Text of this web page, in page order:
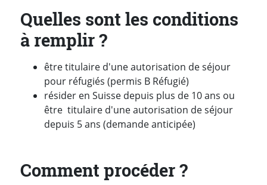
Quelles sont les conditions
à remplir ?
être titulaire d'une autorisation de séjour
pour réfugiés (permis B Réfugié)
résider en Suisse depuis plus de 10 ans ou
être titulaire d'une autorisation de séjour
depuis 5 ans (demande anticipée)
Comment procéder ?